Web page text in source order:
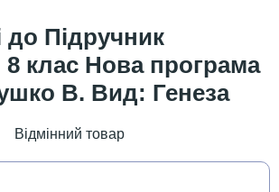
Підручник
8 клас Нова програма
В. Вид: Генеза